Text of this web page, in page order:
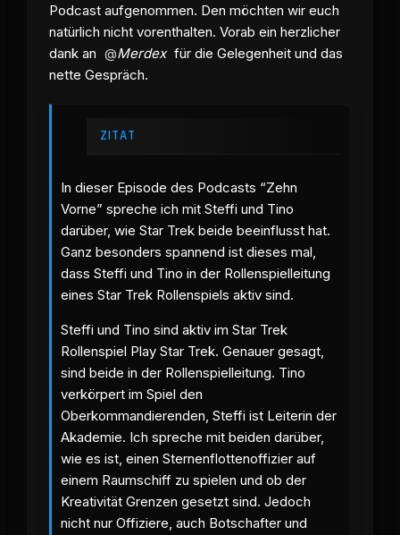
Podcast aufgenommen. Den möchten wir euch
natürlich nicht vorenthalten. Vorab ein herzlicher
dank an
Merdex für die Gelegenheit und das
nette Gespräch.
ZITAT
In dieser Episode des Podcasts “Zehn
Vorne” spreche ich mit Steffi und Tino
darüber, wie Star Trek beide beeinflusst hat.
Ganz besonders spannend ist dieses mal,
dass Steffi und Tino in der Rollenspielleitung
eines Star Trek Rollenspiels aktiv sind.
Steffi und Tino sind aktiv im Star Trek
Rollenspiel Play Star Trek. Genauer gesagt,
sind beide in der Rollenspielleitung. Tino
verkörpert im Spiel den
Oberkommandierenden, Steffi ist Leiterin der
Akademie. Ich spreche mit beiden darüber,
wie es ist, einen Sternenflottenoffizier auf
einem Raumschiff zu spielen und ob der
Kreativität Grenzen gesetzt sind. Jedoch
nicht nur Offiziere, auch Botschafter und